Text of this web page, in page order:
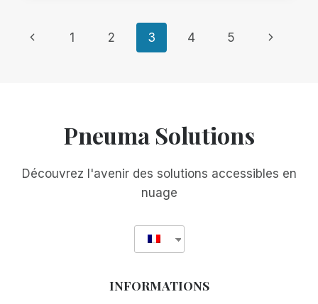
LECTEUR
INTEL
Navigation
Page
1 2 3 4 5
Page
Pneuma Solutions
Découvrez l'avenir des solutions accessibles en
nuage
INFORMATIONS